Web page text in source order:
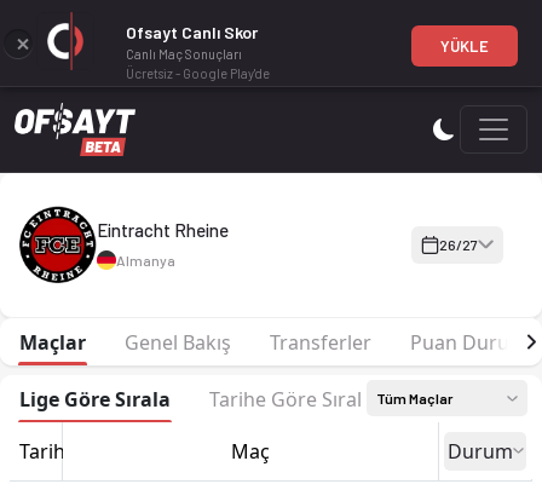
Eintracht Rheine 26-27 sezonu | Oberliga Westfalen'de 2.
Eintracht Rheine
Almanya
26/27
Maçlar Genel Bakış Transferler Puan Durumu
Lige Göre Sırala Tarihe Göre Sırala Tüm Maçlar
Tarih Maç Durum
Ofsayt Canlı Skor
Canlı Maç Sonuçları
Ücretsiz - Google Play'de
YÜKLE